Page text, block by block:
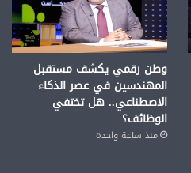
وطن رقمي يكشف مستقبل
المهندسين في عصر الذكاء
الاصطناعي.. هل تختفي
الوظائف؟
منذ ساعة واحدة